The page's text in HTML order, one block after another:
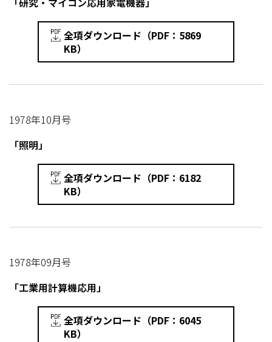
全項ダウンロード（PDF：5869
KB）
1978年10月号
「照明」
全項ダウンロード（PDF：6182
KB）
1978年09月号
「工業用計算機応用」
全項ダウンロード（PDF：6045
KB）